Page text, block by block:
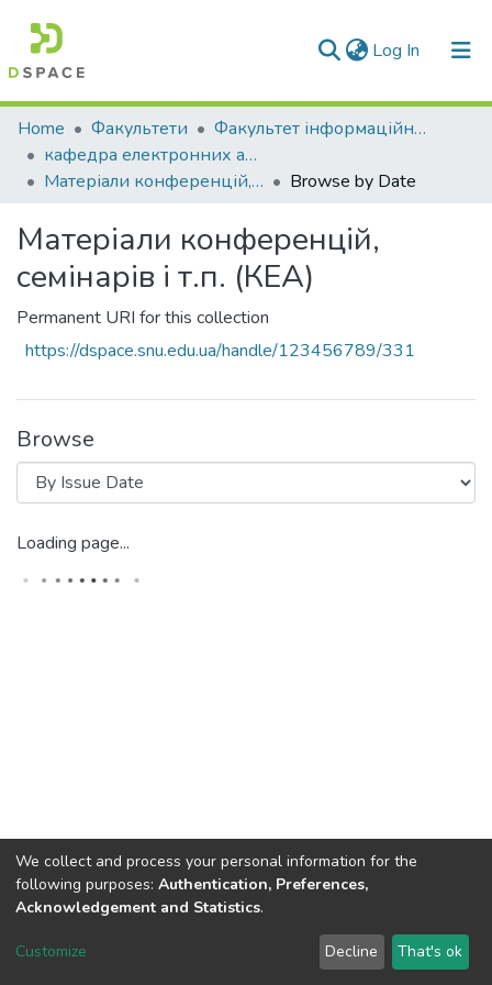
Log In (current)
Communities & Collections
All of DSpace
Home Факультети
Факультет інформаційних технологій та електроніки
кафедра електронних апаратів
Матеріали конференцій, семінарів і т.п. (КЕА)
Browse by Date
Матеріали конференцій,
семінарів і т.п. (КЕА)
Permanent URI for this collection
https://dspace.snu.edu.ua/handle/123456789/331
Browse
Loading page...
Dspace & Volodymyr Dahl East Ukrainian National University
LYRASIS
Send Feedback
We collect and process your personal information for the
following purposes: Authentication, Preferences,
Acknowledgement and Statistics.
Customize Decline That's ok